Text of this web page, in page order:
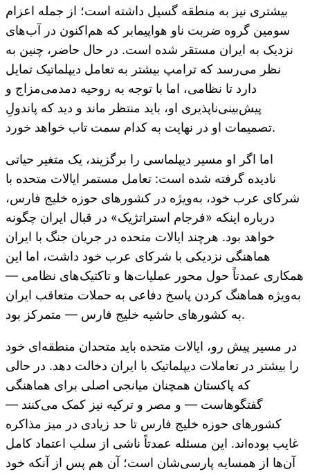
بیشتری نیز به منطقه گسیل داشته است؛ از جمله اعزام
سومین گروه ضربت ناو هواپیمابر که هم‌اکنون در آب‌های
نزدیک به ایران مستقر شده است. در حال حاضر، چنین به
نظر می‌رسد که ترامپ بیشتر به تعامل دیپلماتیک تمایل
دارد تا نظامی، اما با توجه به روحیه دمدمی‌مزاج و
پیش‌بینی‌ناپذیری او، باید منتظر ماند و دید که پاندولِ
تصمیمات او در نهایت به کدام سمت تاب خواهد خورد.
اما اگر او مسیر دیپلماسی را برگزیند، یک متغیر حیاتی
نادیده گرفته شده است: تعامل مستمر ایالات متحده با
شرکای عرب خود، به‌ویژه در کشورهای حوزه خلیج فارس،
درباره اینکه «فرجام استراتژیک» در قبال ایران چگونه
خواهد بود. هرچند ایالات متحده در جریان جنگ با ایران
هماهنگی نزدیکی با شرکای عرب خود داشت، اما این
همکاری عمدتاً حول محور عملیات‌ها و تاکتیک‌های نظامی —
به‌ویژه هماهنگ کردن پاسخ دفاعی به حملات متعاقب ایران
به کشورهای حاشیه خلیج فارس — متمرکز بود.
در مسیر پیش رو، ایالات متحده باید متحدان منطقه‌ای خود
را بیشتر در تعاملات دیپلماتیک با ایران دخالت دهد. در حالی
که پاکستان همچنان میانجی اصلی برای هماهنگی
گفتگوهاست — و مصر و ترکیه نیز کمک می‌کنند —
کشورهای حوزه خلیج فارس تا حد زیادی در میز مذاکره
غایب بوده‌اند. این مسئله عمدتاً ناشی از سلب اعتماد کامل
آن‌ها از همسایه پارسی‌شان است؛ آن هم پس از آنکه خود